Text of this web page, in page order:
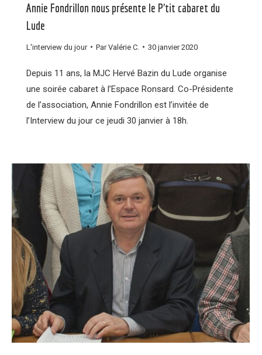
Annie Fondrillon nous présente le P’tit cabaret du
Lude
L'interview du jour ParValérie C. 30 janvier 2020
Depuis 11 ans, la MJC Hervé Bazin du Lude organise
une soirée cabaret à l’Espace Ronsard. Co-Présidente
de l’association, Annie Fondrillon est l’invitée de
l’Interview du jour ce jeudi 30 janvier à 18h.